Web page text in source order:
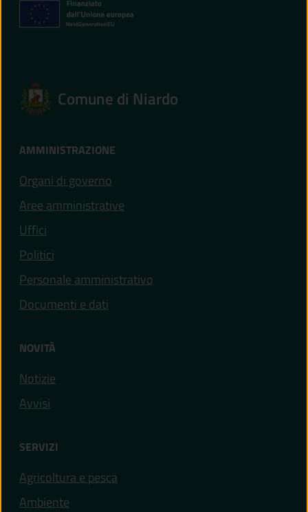
Comune di Niardo
AMMINISTRAZIONE
Organi di governo
Aree amministrative
Uffici
Politici
Personale amministrativo
Documenti e dati
NOVITÀ
Notizie
Avvisi
SERVIZI
Agricoltura e pesca
Ambiente